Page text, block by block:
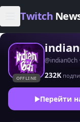
Skip to content
Twitch
OFFLINE
@indian0ch
232K
Перейти